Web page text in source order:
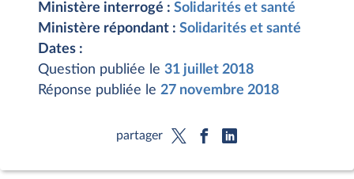
Ministère interrogé : Solidarités et santé
Ministère répondant : Solidarités et santé
Dates :
Question publiée le 31 juillet 2018
Réponse publiée le 27 novembre 2018
partager